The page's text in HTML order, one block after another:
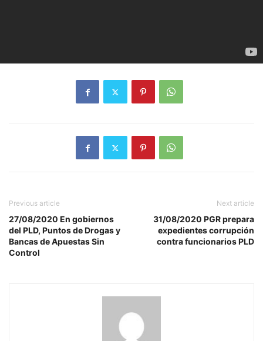
Previous article
27/08/2020 En gobiernos
del PLD, Puntos de Drogas y
Bancas de Apuestas Sin
Control
Next article
31/08/2020 PGR prepara
expedientes corrupción
contra funcionarios PLD